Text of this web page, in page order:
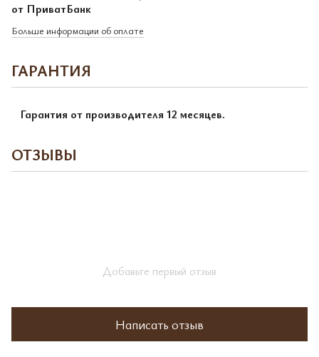
от ПриватБанк
Больше информации об оплате
ГАРАНТИЯ
Гарантия от производителя 12 месяцев.
ОТЗЫВЫ
Добавьте первый отзыв
Написать отзыв